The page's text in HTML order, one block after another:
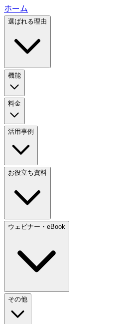
ホーム
選ばれる理由
機能
料金
活用事例
お役立ち資料
ウェビナー・eBook
その他